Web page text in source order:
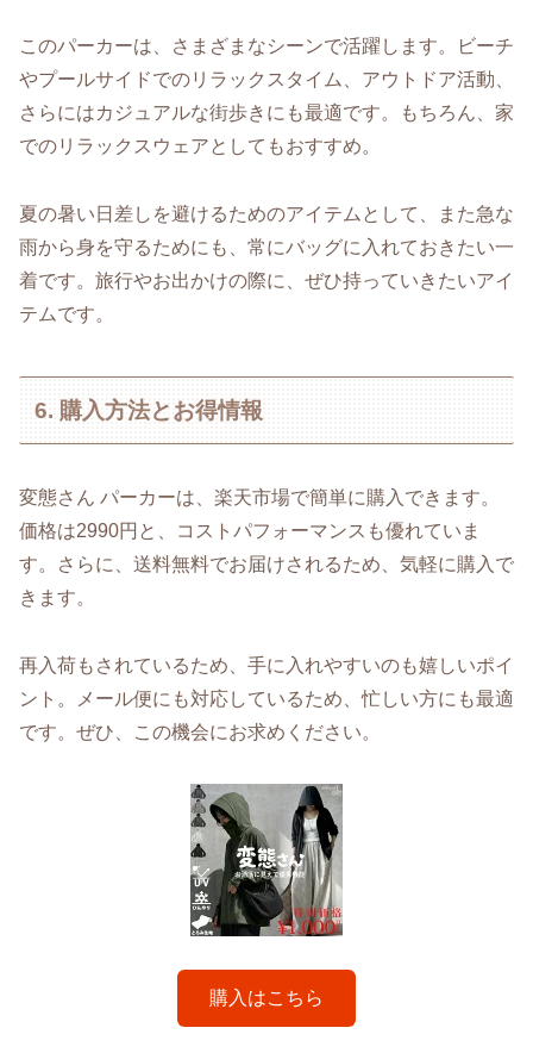
このパーカーは、さまざまなシーンで活躍します。ビーチ
やプールサイドでのリラックスタイム、アウトドア活動、
さらにはカジュアルな街歩きにも最適です。もちろん、家
でのリラックスウェアとしてもおすすめ。
夏の暑い日差しを避けるためのアイテムとして、また急な
雨から身を守るためにも、常にバッグに入れておきたい一
着です。旅行やお出かけの際に、ぜひ持っていきたいアイ
テムです。
6. 購入方法とお得情報
変態さん パーカーは、楽天市場で簡単に購入できます。
価格は2990円と、コストパフォーマンスも優れていま
す。さらに、送料無料でお届けされるため、気軽に購入で
きます。
再入荷もされているため、手に入れやすいのも嬉しいポイ
ント。メール便にも対応しているため、忙しい方にも最適
です。ぜひ、この機会にお求めください。
購入はこちら